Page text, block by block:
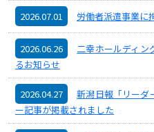
2026.07.01 労働者派遣事業に
2026.06.26
二幸ホールディン
るお知らせ
2026.04.27
新潟日報「リーダ
ー記事が掲載されました